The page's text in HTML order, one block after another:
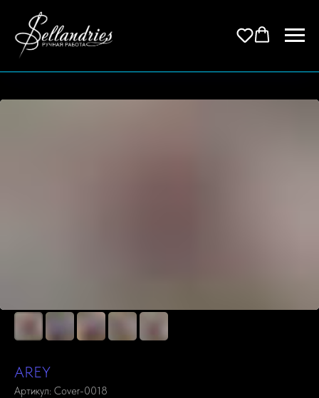
AREY
Артикул: Cover-0018